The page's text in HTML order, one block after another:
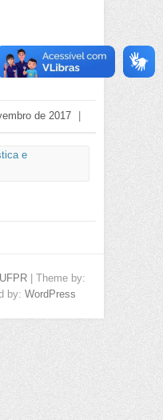
index.htm
de 2017 |
e
| Theme by:
by: WordPress